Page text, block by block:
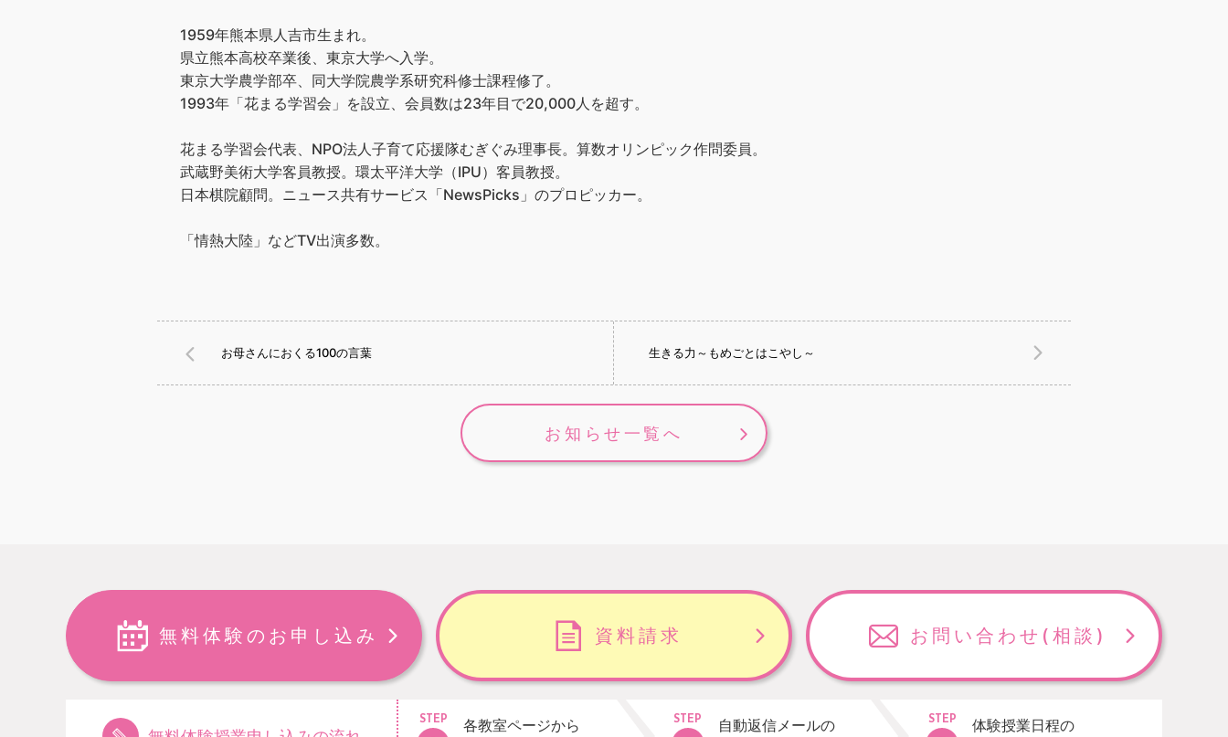
1959年熊本県人吉市生まれ。
県立熊本高校卒業後、東京大学へ入学。
東京大学農学部卒、同大学院農学系研究科修士課程修了。
1993年「花まる学習会」を設立、会員数は23年目で20,000人を超す。
花まる学習会代表、NPO法人子育て応援隊むぎぐみ理事長。算数オリンピック作問委員。
武蔵野美術大学客員教授。環太平洋大学（IPU）客員教授。
日本棋院顧問。ニュース共有サービス「NewsPicks」のプロピッカー。
「情熱大陸」などTV出演多数。
お母さんにおくる100の言葉 生きる力～もめごとはこやし～
お知らせ一覧へ
無料体験のお申し込み 資料請求 お問い合わせ (相談)
STEP
各教室ページから
STEP
自動返信メールの
STEP
体験授業日程の